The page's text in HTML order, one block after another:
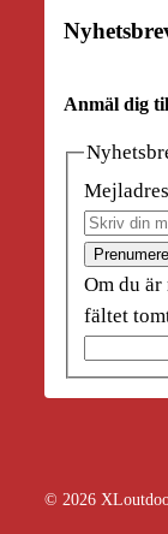
Anmäl dig
Om du
fältet
© 2026